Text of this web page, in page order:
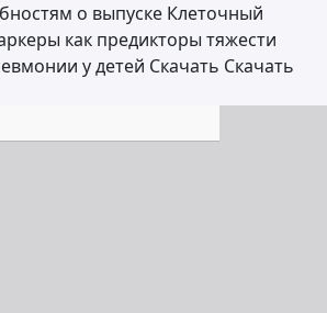
о выпуске Клеточный
как предикторы тяжести
у детей Скачать Скачать